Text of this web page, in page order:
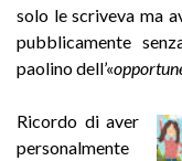
solo le scriveva ma
pubblicamente
paolino dell’«
Ricordo di aver
personalmente